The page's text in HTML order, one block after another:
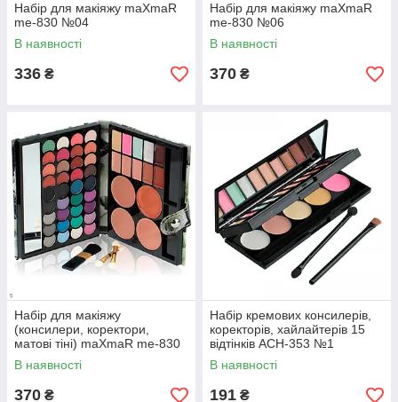
Набір для макіяжу maXmaR
me-830 №04
В наявності
336 ₴
Набір для макіяжу maXmaR
me-830 №06
В наявності
370 ₴
Набір для макіяжу
(консилери, коректори,
матові тіні) maXmaR me-830
№05
В наявності
370 ₴
Набір кремових консилерів,
коректорів, хайлайтерів 15
відтінків ACH-353 №1
В наявності
191 ₴